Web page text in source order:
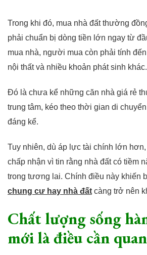
Trong khi đó, mua nhà đất thường
phải chuẩn bị dòng tiền lớn ngay từ
mua nhà, người mua còn phải tính
nội thất và nhiều khoản phát sinh khác.
Đó là chưa kể những căn nhà giá rẻ
trung tâm, kéo theo thời gian di
đáng kể.
Tuy nhiên, dù áp lực tài chính lớn
chấp nhận vì tin rằng nhà đất có tiềm
trong tương lai. Chính điều này khiến
chung cư hay nhà đất càng trở nên
Chất lượng sống
mới là điều cần